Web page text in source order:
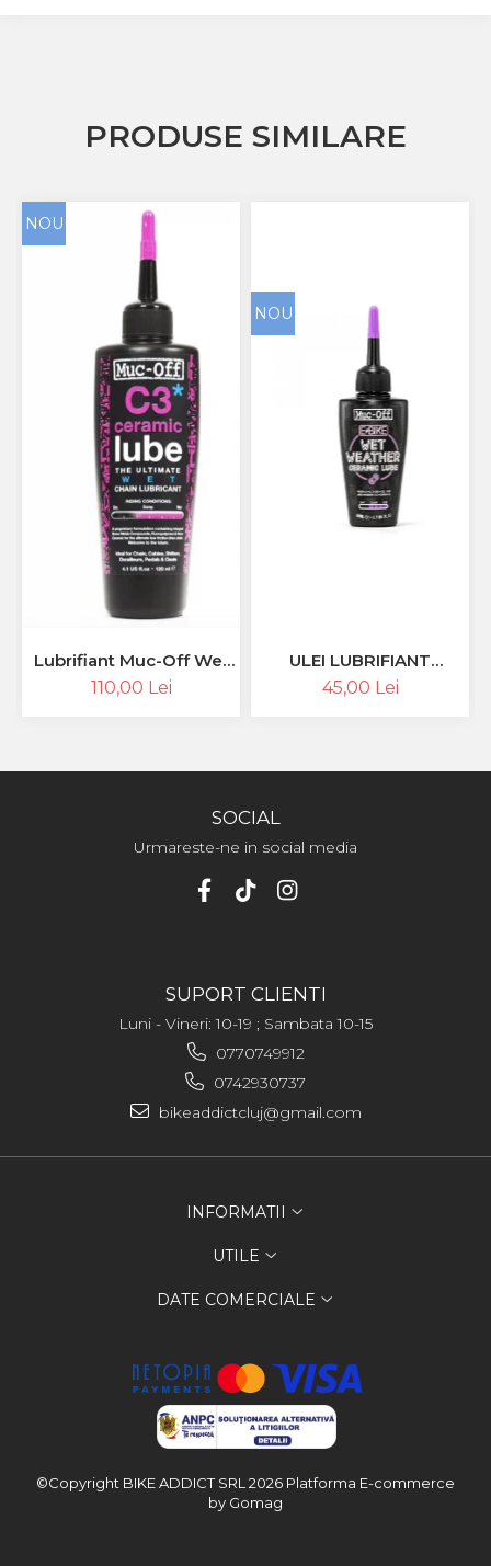
PRODUSE SIMILARE
NOU
Lubrifiant Muc-Off Wet
Ceramic Lube 120ml
110,00 Lei
NOU
ULEI LUBRIFIANT
CERAMIC PENTRU LANT
- CONCEPUT SPECIAL
45,00 Lei
SOCIAL
Urmareste-ne in social media
SUPORT CLIENTI
Luni - Vineri: 10-19 ; Sambata 10-15
0770749912
0742930737
bikeaddictcluj@gmail.com
INFORMATII
UTILE
DATE COMERCIALE
©Copyright BIKE ADDICT SRL 2026 Platforma E-commerce
by Gomag